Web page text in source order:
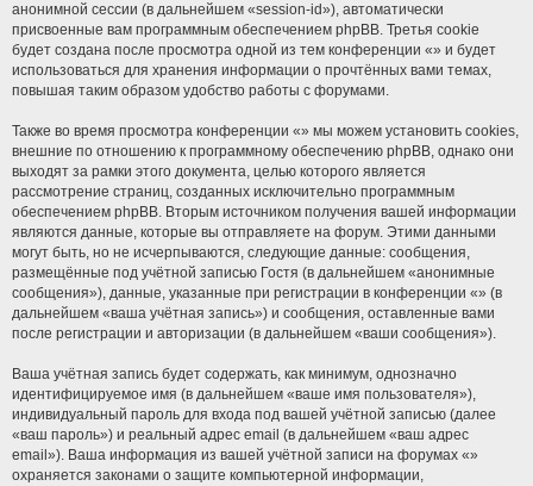
анонимной сессии (в дальнейшем «session-id»), автоматически
присвоенные вам программным обеспечением phpBB. Третья cookie
будет создана после просмотра одной из тем конференции «» и будет
использоваться для хранения информации о прочтённых вами темах,
повышая таким образом удобство работы с форумами.
Также во время просмотра конференции «» мы можем установить cookies,
внешние по отношению к программному обеспечению phpBB, однако они
выходят за рамки этого документа, целью которого является
рассмотрение страниц, созданных исключительно программным
обеспечением phpBB. Вторым источником получения вашей информации
являются данные, которые вы отправляете на форум. Этими данными
могут быть, но не исчерпываются, следующие данные: сообщения,
размещённые под учётной записью Гостя (в дальнейшем «анонимные
сообщения»), данные, указанные при регистрации в конференции «» (в
дальнейшем «ваша учётная запись») и сообщения, оставленные вами
после регистрации и авторизации (в дальнейшем «ваши сообщения»).
Ваша учётная запись будет содержать, как минимум, однозначно
идентифицируемое имя (в дальнейшем «ваше имя пользователя»),
индивидуальный пароль для входа под вашей учётной записью (далее
«ваш пароль») и реальный адрес email (в дальнейшем «ваш адрес
email»). Ваша информация из вашей учётной записи на форумах «»
охраняется законами о защите компьютерной информации,